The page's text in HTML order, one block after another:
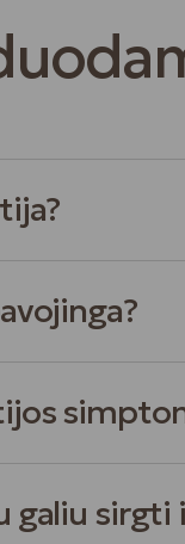
galiu